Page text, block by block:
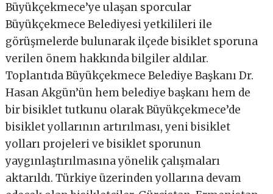
Büyükçekmece’ye ulaşan sporcular
Büyükçekmece Belediyesi yetkilileri ile
görüşmelerde bulunarak ilçede bisiklet sporuna
verilen önem hakkında bilgiler aldılar.
Toplantıda Büyükçekmece Belediye Başkanı Dr.
Hasan Akgün’ün hem belediye başkanı hem de
bir bisiklet tutkunu olarak Büyükçekmece’de
bisiklet yollarının artırılması, yeni bisiklet
yolları projeleri ve bisiklet sporunun
yaygınlaştırılmasına yönelik çalışmaları
aktarıldı. Türkiye üzerinden yollarına devam